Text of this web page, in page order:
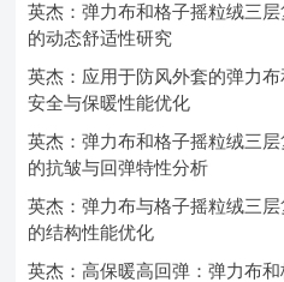
英杰：弹力布和格子摇粒绒三
的动态舒适性研究
英杰：应用于防风外套的弹力
安全与保暖性能优化
英杰：弹力布和格子摇粒绒三
的抗皱与回弹特性分析
英杰：弹力布与格子摇粒绒三
的结构性能优化
英杰：高保暖高回弹：弹力布